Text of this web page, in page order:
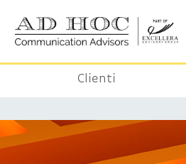
Clienti